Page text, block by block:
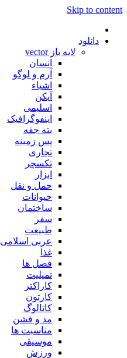
Skip to content
دانلود
لایه باز vector
انسان
آرم و لوگو
اشیاء
آیکن
اسلیمی
اینفوگرافیک
بته جقه
پس زمینه
تجاری
تکسچر
ابزار
حمل و نقل
حیوانات
ساختمان
سفر
طبیعت
عربی اسلامی
غذا
فصل ها
تمپلیت
کاراکتر
کارتون
کاتالوگ
مد و فشن
مناسبت ها
موسیقی
ورزش